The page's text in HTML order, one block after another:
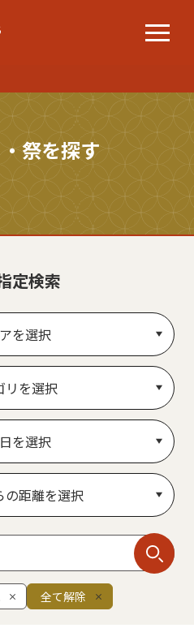
祭を探す
定検索
を選択
リを選択
を選択
の距離を選択
全て解除